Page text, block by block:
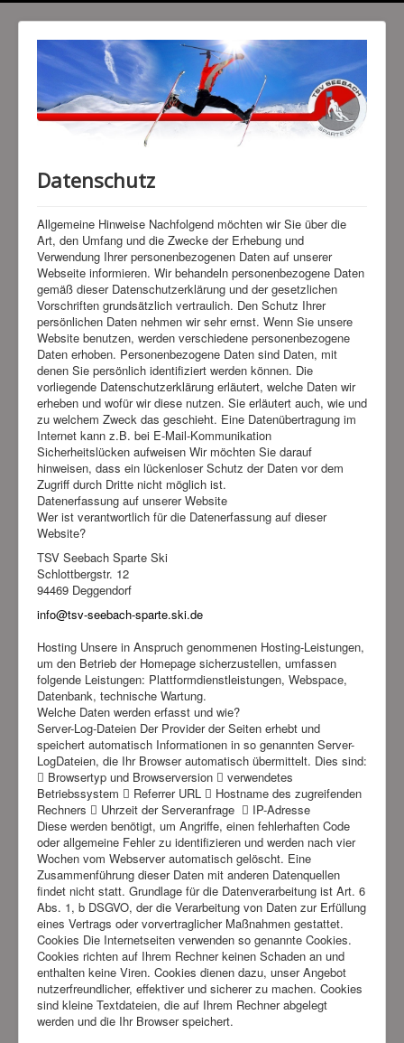
Datenschutz
Allgemeine Hinweise Nachfolgend möchten wir Sie über die
Art, den Umfang und die Zwecke der Erhebung und
Verwendung Ihrer personenbezogenen Daten auf unserer
Webseite informieren. Wir behandeln personenbezogene Daten
gemäß dieser Datenschutzerklärung und der gesetzlichen
Vorschriften grundsätzlich vertraulich. Den Schutz Ihrer
persönlichen Daten nehmen wir sehr ernst. Wenn Sie unsere
Website benutzen, werden verschiedene personenbezogene
Daten erhoben. Personenbezogene Daten sind Daten, mit
denen Sie persönlich identifiziert werden können. Die
vorliegende Datenschutzerklärung erläutert, welche Daten wir
erheben und wofür wir diese nutzen. Sie erläutert auch, wie und
zu welchem Zweck das geschieht. Eine Datenübertragung im
Internet kann z.B. bei E-Mail-Kommunikation
Sicherheitslücken aufweisen Wir möchten Sie darauf
hinweisen, dass ein lückenloser Schutz der Daten vor dem
Zugriff durch Dritte nicht möglich ist.
Datenerfassung auf unserer Website
Wer ist verantwortlich für die Datenerfassung auf dieser
Website?
TSV Seebach Sparte Ski
Schlottbergstr. 12
94469 Deggendorf
info@tsv-seebach-sparte.ski.de
Hosting Unsere in Anspruch genommenen Hosting-Leistungen,
um den Betrieb der Homepage sicherzustellen, umfassen
folgende Leistungen: Plattformdienstleistungen, Webspace,
Datenbank, technische Wartung.
Welche Daten werden erfasst und wie?
Server-Log-Dateien Der Provider der Seiten erhebt und
speichert automatisch Informationen in so genannten Server-
LogDateien, die Ihr Browser automatisch übermittelt. Dies sind:
 Browsertyp und Browserversion  verwendetes
Betriebssystem  Referrer URL  Hostname des zugreifenden
Rechners  Uhrzeit der Serveranfrage  IP-Adresse
Diese werden benötigt, um Angriffe, einen fehlerhaften Code
oder allgemeine Fehler zu identifizieren und werden nach vier
Wochen vom Webserver automatisch gelöscht. Eine
Zusammenführung dieser Daten mit anderen Datenquellen
findet nicht statt. Grundlage für die Datenverarbeitung ist Art. 6
Abs. 1, b DSGVO, der die Verarbeitung von Daten zur Erfüllung
eines Vertrags oder vorvertraglicher Maßnahmen gestattet.
Cookies Die Internetseiten verwenden so genannte Cookies.
Cookies richten auf Ihrem Rechner keinen Schaden an und
enthalten keine Viren. Cookies dienen dazu, unser Angebot
nutzerfreundlicher, effektiver und sicherer zu machen. Cookies
sind kleine Textdateien, die auf Ihrem Rechner abgelegt
werden und die Ihr Browser speichert.